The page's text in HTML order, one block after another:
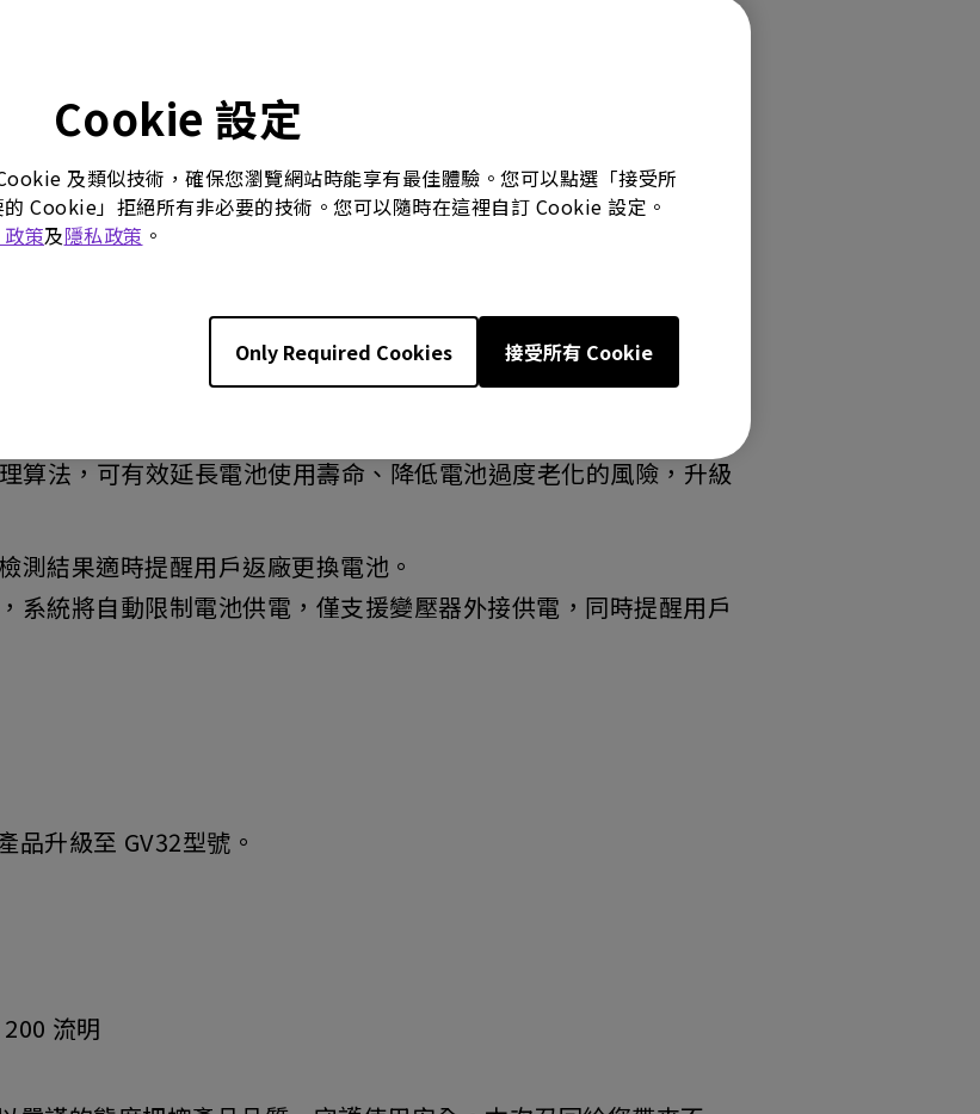
Cookie 設定
及類似技術，確保您瀏覽網站時能享有最佳體驗。您可以點選「接受所
Cookie」拒絕所有非必要的技術。您可以隨時在這裡自訂 Cookie 設定。
策及隱私政策 。
Only Required Cookies 接受所有 Cookie
安排專人與您聯繫，協助辦理產品寄回事宜：
辦理：
算法，可有效延長電池使用壽命、降低電池過度老化的風險，升級
測結果適時提醒用戶返廠更換電池。
系統將自動限制電池供電，僅支援變壓器外接供電，同時提醒用戶
升級至 GV32型號。
流明